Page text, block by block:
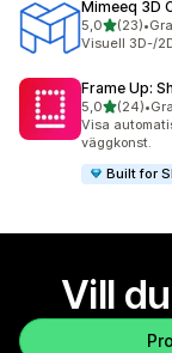
Mimeeq 3D
5,0av 5(23)
23 •
Visuell 3D-/
Frame Up:
5,0av 5(24)
24 •
Visa
väggkonst.
Built for
Vill